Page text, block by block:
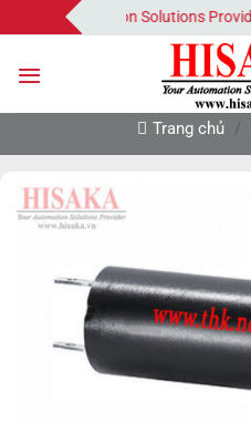
qua
nội
Automation Solutions Provider
Trang chủ /